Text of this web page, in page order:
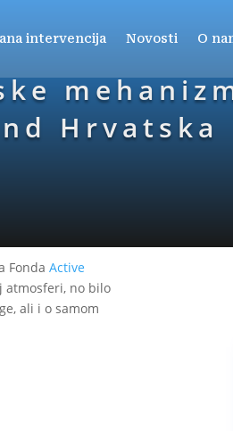
intervencija Novosti O
Hrvatska
FondaActive
atmosferi, no bilo
ali i o samom